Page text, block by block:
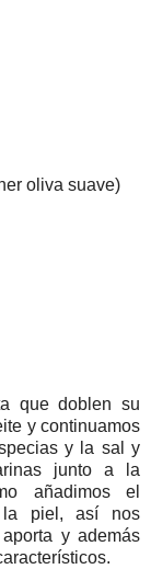
oliva suave)
que doblen su
y continuamos
y la sal y
junto a la
añadimos el
la piel, así nos
y además